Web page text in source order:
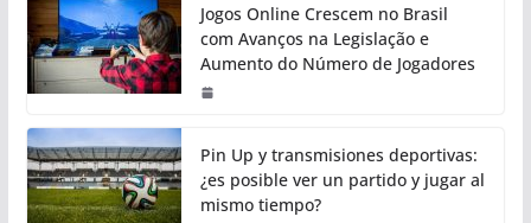
Jogos Online Crescem no Brasil
com Avanços na Legislação e
Aumento do Número de Jogadores
Pin Up y transmisiones deportivas:
¿es posible ver un partido y jugar al
mismo tiempo?